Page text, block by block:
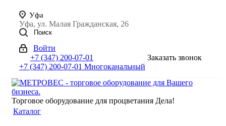
Уфа
Уфа, ул. Малая Гражданская, 26
Поиск
Войти
+7 (347) 200-07-01
+7 (347) 200-07-01 Многоканальный
Заказать звонок
Торговое оборудование для процветания Дела!
Каталог